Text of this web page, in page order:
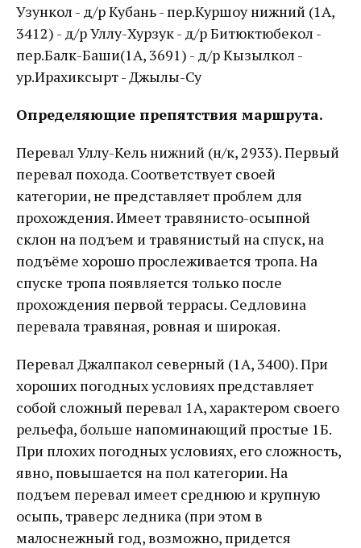
Узункол - д/р Кубань - пер.Куршоу нижний (1А,
3412) - д/р Уллу-Хурзук - д/р Битюктюбекол -
пер.Балк-Баши(1А, 3691) - д/р Кызылкол -
ур.Ирахиксырт - Джылы-Су
Определяющие препятствия маршрута.
Перевал Уллу-Кель нижний (н/к, 2933). Первый
перевал похода. Соответствует своей
категории, не представляет проблем для
прохождения. Имеет травянисто-осыпной
склон на подъем и травянистый на спуск, на
подъёме хорошо прослеживается тропа. На
спуске тропа появляется только после
прохождения первой террасы. Седловина
перевала травяная, ровная и широкая.
Перевал Джалпакол северный (1А, 3400). При
хороших погодных условиях представляет
собой сложный перевал 1А, характером своего
рельефа, больше напоминающий простые 1Б.
При плохих погодных условиях, его сложность,
явно, повышается на пол категории. На
подъем перевал имеет среднюю и крупную
осыпь, траверс ледника (при этом в
малоснежный год, возможно, придется